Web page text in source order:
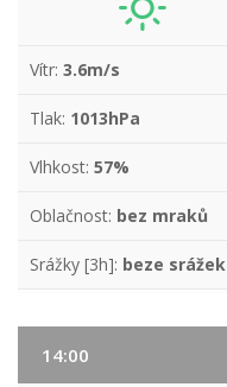
Vítr: 3.6m/s
Tlak: 1013hPa
Vlhkost: 57%
Oblačnost: bez mraků
Srážky [3h]: beze srážek
14:00